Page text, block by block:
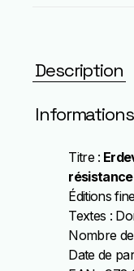
Description
Titre :
Éditions
Textes :
Nombre
Date de